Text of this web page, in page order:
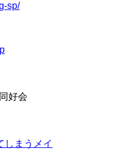
sp/
好会
しまうメイ